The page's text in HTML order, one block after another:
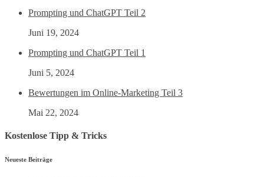
Prompting und ChatGPT Teil 2
Juni 19, 2024
Prompting und ChatGPT Teil 1
Juni 5, 2024
Bewertungen im Online-Marketing Teil 3
Mai 22, 2024
Kostenlose Tipp & Tricks
Neueste Beiträge